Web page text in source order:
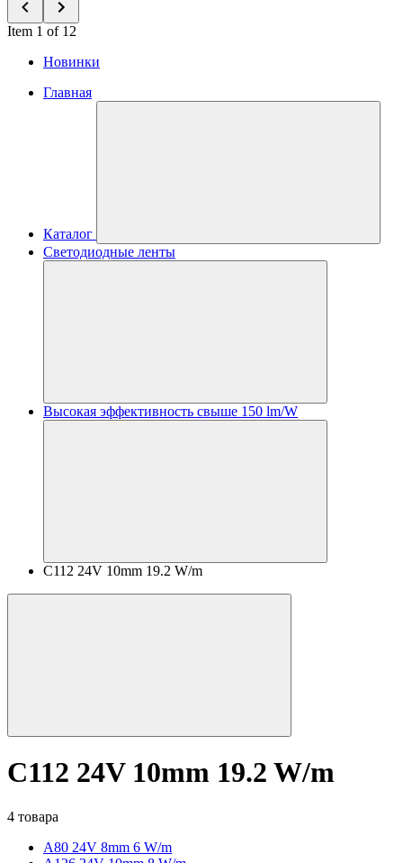
Item 1 of 12
Новинки
Главная
Каталог
Светодиодные ленты
Высокая эффективность свыше 150 lm/W
C112 24V 10mm 19.2 W/m
C112 24V 10mm 19.2 W/m
4 товара
A80 24V 8mm 6 W/m